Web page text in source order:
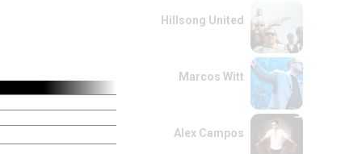
Hillsong United
Marcos Witt
Alex Campos